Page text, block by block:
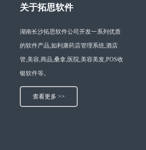
关于拓思软件
湖南长沙拓思软件公司开发一系列优质
的软件产品,如利康药店管理系统,酒店
管,美容,商品,桑拿,医院,美容美发,POS收
银软件等。
查看更多 >>